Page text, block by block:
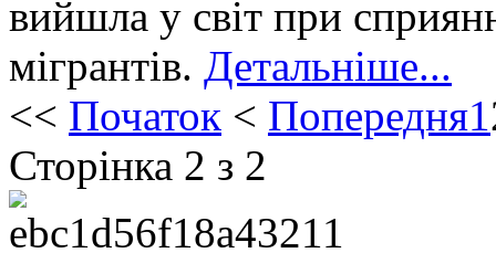
вийшла у світ при
мігрантів. Детальніше...
<< Початок < Попередня1
Сторінка 2 з 2